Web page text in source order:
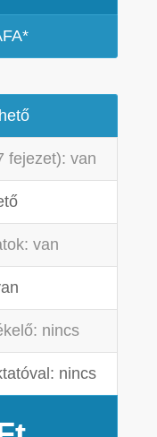
fejezet): van
van
nincs
nincs